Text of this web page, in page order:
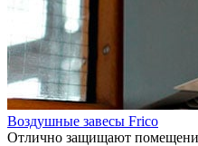
Воздушные завесы Frico
Отлично защищают